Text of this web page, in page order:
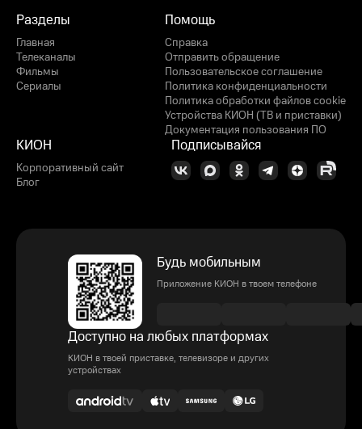
Разделы
Главная
Телеканалы
Фильмы
Сериалы
Помощь
Справка
Отправить обращение
Пользовательское соглашение
Политика конфиденциальности
Политика обработки файлов cookie
Устройства КИОН (ТВ и приставки)
Документация пользования ПО
КИОН
Корпоративный сайт
Блог
Подписывайся
Будь мобильным
Приложение КИОН в твоем телефоне
Доступно на любых платформах
КИОН в твоей приставке, телевизоре и других
устройствах